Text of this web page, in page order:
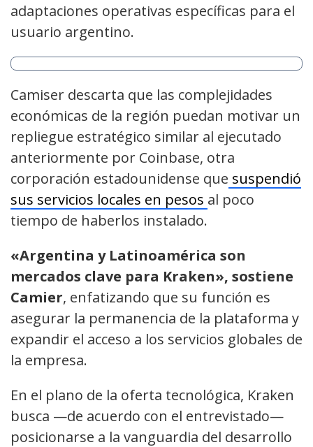
adaptaciones operativas específicas para el
usuario argentino.
Camiser descarta que las complejidades
económicas de la región puedan motivar un
repliegue estratégico similar al ejecutado
anteriormente por Coinbase, otra
corporación estadounidense que suspendió
sus servicios locales en pesos al poco
tiempo de haberlos instalado.
«Argentina y Latinoamérica son
mercados clave para Kraken», sostiene
Camier, enfatizando que su función es
asegurar la permanencia de la plataforma y
expandir el acceso a los servicios globales de
la empresa.
En el plano de la oferta tecnológica, Kraken
busca —de acuerdo con el entrevistado—
posicionarse a la vanguardia del desarrollo